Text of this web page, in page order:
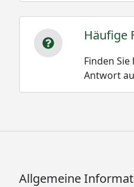
Häufige
Finden
Antwort
Allgemeine